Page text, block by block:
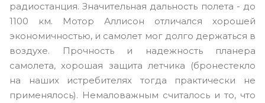
радиостанция. Значительная дальность полета - до
1100 км. Мотор Аллисон отличался хорошей
экономичностью, и самолет мог долго держаться в
воздухе. Прочность и надежность планера
самолета, хорошая защита летчика (бронестекло
на наших истребителях тогда практически не
применялось). Немаловажным считалось и то, что